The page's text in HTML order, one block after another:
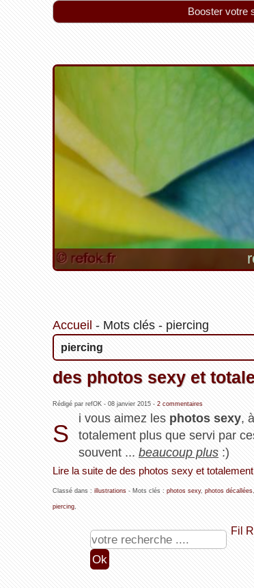
Booster votre
Accueil - Mots clés- piercing
piercing
des photos sexy et
Rédigé par refOK - 08 janvier 2015- 2 commentaires
S
i vous aimez les photos sexy,
totalement plus que servi par
souvent ... beaucoup plus :)
Lire la suite de des photos sexy et
Classé dans : illustrations- Mots clés : photos sexy, photos décallées,
piercing,
Fil